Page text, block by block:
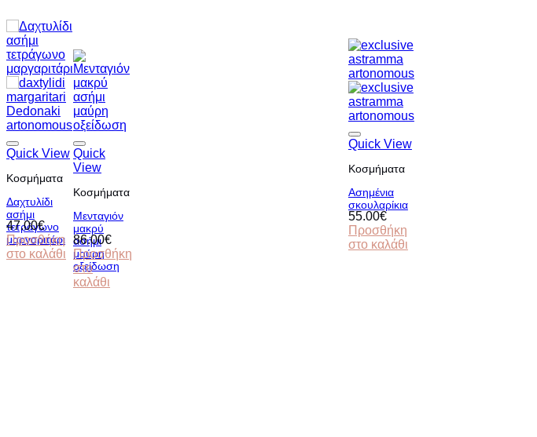
Quick View
Κοσμήματα
Δαχτυλίδι
ασήμι
τετράγωνο
μαργαριτάρι
47.00€
Προσθήκη
στο καλάθι
Quick
View
Κοσμήματα
Μενταγιόν
μακρύ
ασήμι
μαύρη
οξείδωση
86.00€
Προσθήκη
στο
καλάθι
Quick View
Κοσμήματα
Ασημένια
σκουλαρίκια
55.00€
Προσθήκη
στο καλάθι